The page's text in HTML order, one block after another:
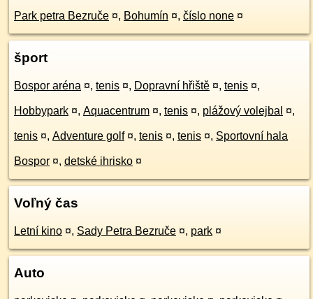
Park petra Bezruče ¤, Bohumín ¤, číslo none ¤
šport
Bospor aréna ¤, tenis ¤, Dopravní hřiště ¤, tenis ¤,
Hobbypark ¤, Aquacentrum ¤, tenis ¤, plážový volejbal ¤,
tenis ¤, Adventure golf ¤, tenis ¤, tenis ¤, Sportovní hala
Bospor ¤, detské ihrisko ¤
Voľný čas
Letní kino ¤, Sady Petra Bezruče ¤, park ¤
Auto